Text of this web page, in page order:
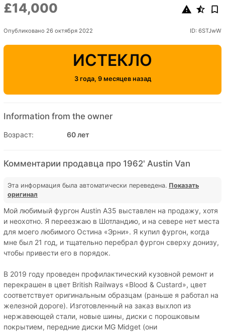
£14,000
Опубликовано 26 октября 2022 ID: 6STJwW
ИСТЕКЛО
3 года, 9 месяцев назад
Information from the owner
Возраст: 60 лет
Комментарии продавца про 1962' Austin Van
Эта информация была автоматически переведена. Показать
оригинал
Мой любимый фургон Austin A35 выставлен на продажу, хотя
и неохотно. Я переезжаю в Шотландию, и на севере нет места
для моего любимого Остина «Эрни». Я купил фургон, когда
мне был 21 год, и тщательно перебрал фургон сверху донизу,
чтобы привести его в порядок.
В 2019 году проведен профилактический кузовной ремонт и
перекрашен в цвет British Railways «Blood & Custard», цвет
соответствует оригинальным образцам (раньше я работал на
железной дороге). Изготовленный на заказ выхлоп из
нержавеющей стали, новые шины, диски с порошковым
покрытием, передние диски MG Midget (они